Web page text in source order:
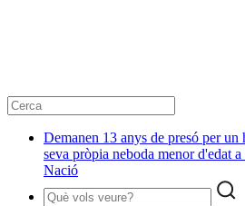
Demanen 13 anys de presó per un
seva pròpia neboda menor d'edat a
Nació